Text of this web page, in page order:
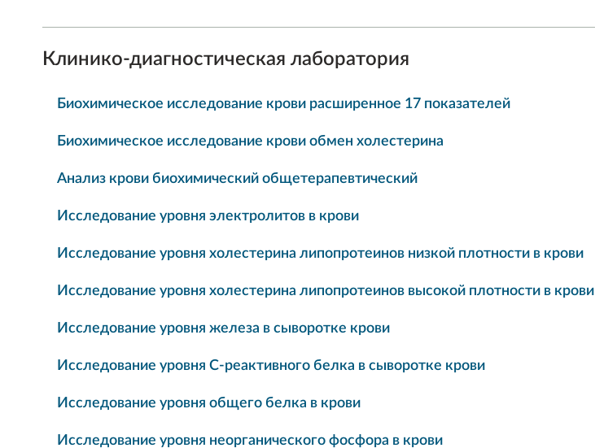
Клинико-диагностическая лаборатория
Биохимическое исследование крови расширенное 17 показателей
Биохимическое исследование крови обмен холестерина
Анализ крови биохимический общетерапевтический
Исследование уровня электролитов в крови
Исследование уровня холестерина липопротеинов низкой плотности в крови
Исследование уровня холестерина липопротеинов высокой плотности в крови
Исследование уровня железа в сыворотке крови
Исследование уровня C-реактивного белка в сыворотке крови
Исследование уровня общего белка в крови
Исследование уровня неорганического фосфора в крови